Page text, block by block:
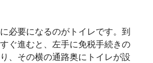
必要になるのがトイレです。到
ぐ進むと、左手に免税手続きの
、その横の通路奥にトイレが設